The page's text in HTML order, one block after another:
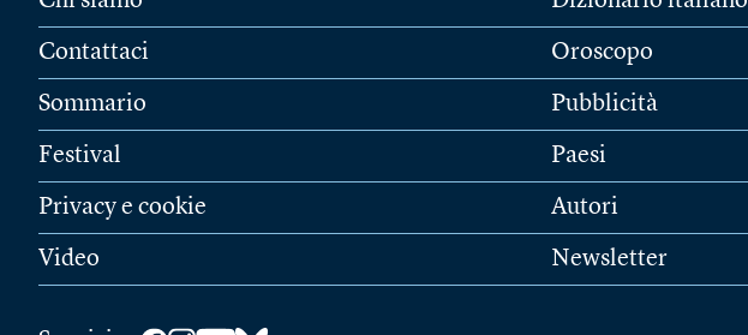
Contattaci
Sommario
Festival
Privacy e cookie
Video
Oroscopo
Pubblicità
Paesi
Autori
Newsletter